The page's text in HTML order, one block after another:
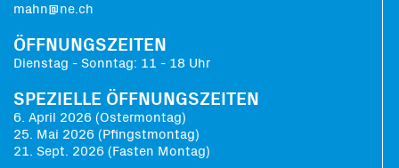
mahn@ne.ch
ÖFFNUNGSZEITEN
Dienstag - Sonntag: 11 - 18 Uhr
SPEZIELLE ÖFFNUNGSZEITEN
6. April 2026 (Ostermontag)
25. Mai 2026 (Pfingstmontag)
21. Sept. 2026 (Fasten Montag)